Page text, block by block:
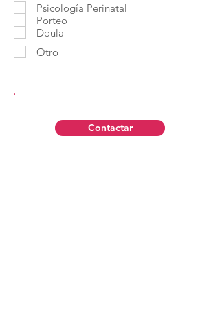
Psicología Perinatal
Porteo
Doula
Otro
Contactar